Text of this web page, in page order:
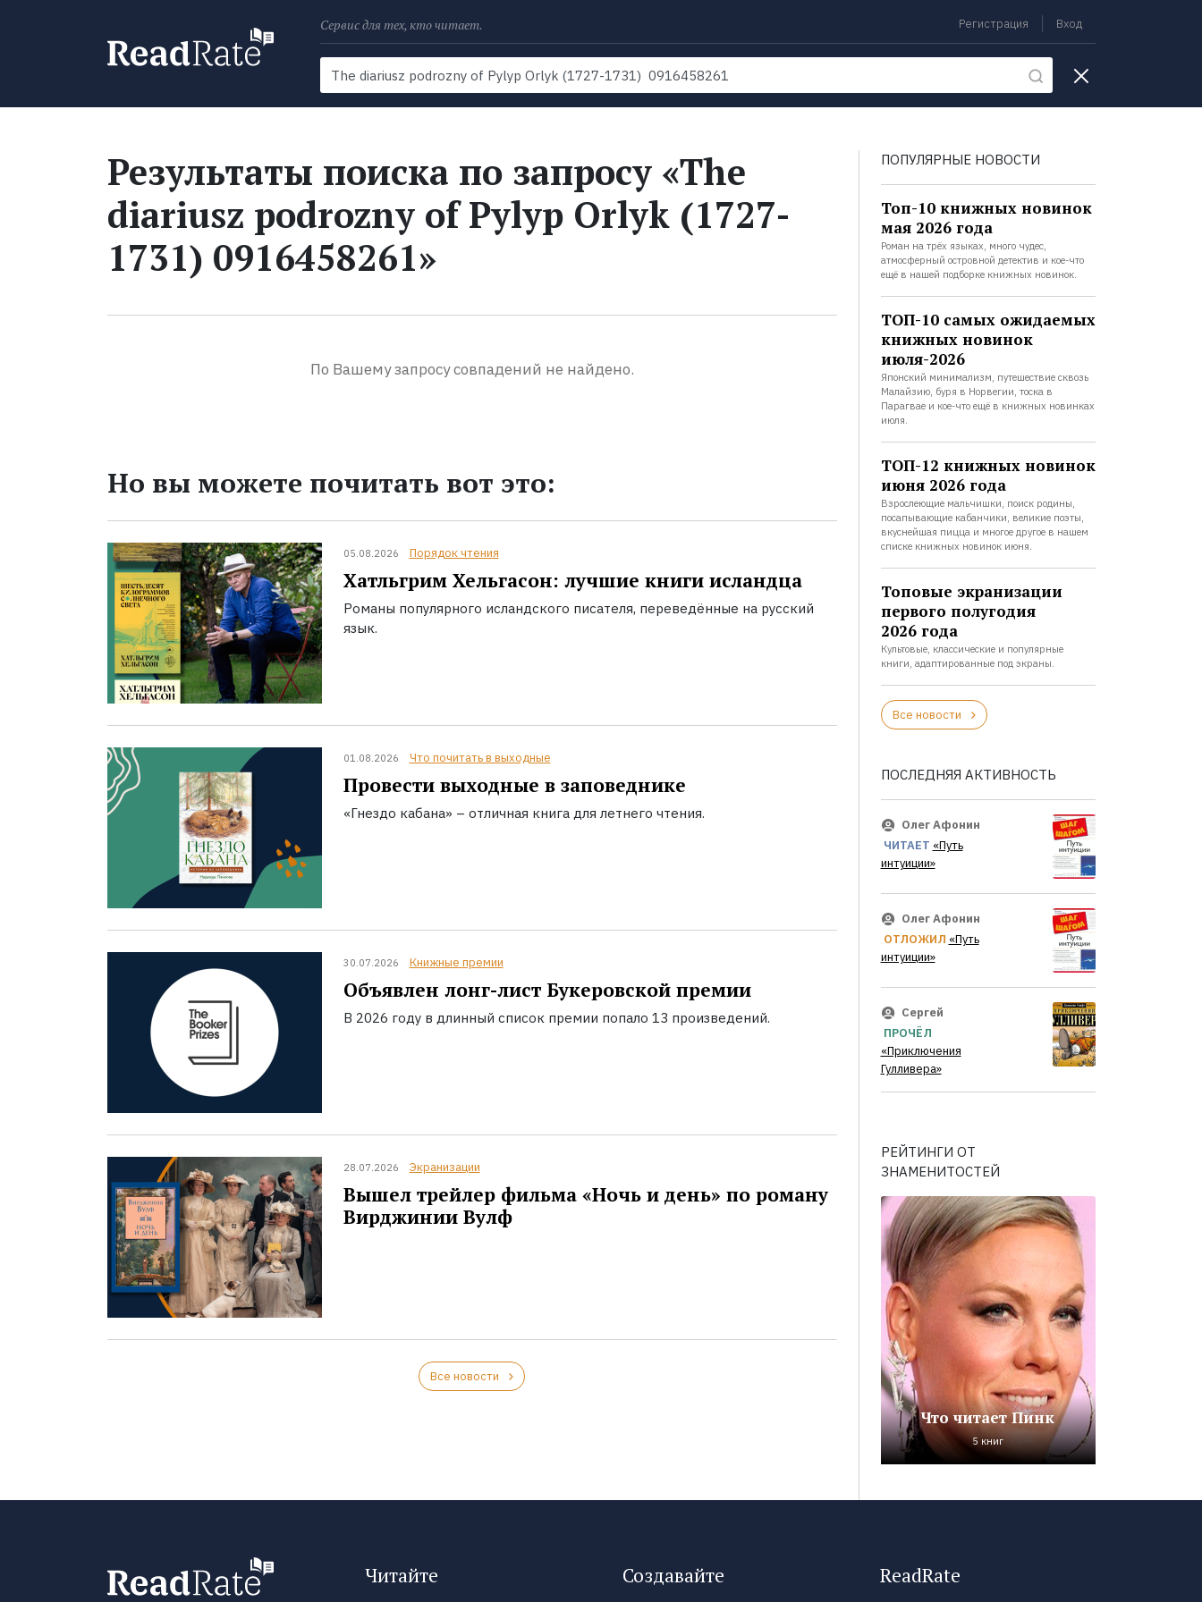
Сервис для тех, кто читает. Регистрация Вход
Поиск
Новости Рейтинги Книги Экранизации
Результаты поиска по запросу «The
diariusz podrozny of Pylyp Orlyk (1727-
1731) 0916458261»
По Вашему запросу совпадений не найдено.
Но вы можете почитать вот это:
05.08.2026 Порядок чтения
Хатльгрим Хельгасон: лучшие книги исландца
Романы популярного исландского писателя, переведённые на русский
язык.
01.08.2026 Что почитать в выходные
Провести выходные в заповеднике
«Гнездо кабана» – отличная книга для летнего чтения.
30.07.2026 Книжные премии
Объявлен лонг-лист Букеровской премии
В 2026 году в длинный список премии попало 13 произведений.
28.07.2026 Экранизации
Вышел трейлер фильма «Ночь и день» по роману
Вирджинии Вулф
Все новости
ПОПУЛЯРНЫЕ НОВОСТИ
Топ-10 книжных новинок
мая 2026 года
Роман на трёх языках, много чудес,
атмосферный островной детектив и кое-что
ещё в нашей подборке книжных новинок.
ТОП-10 самых ожидаемых
книжных новинок
июля-2026
Японский минимализм, путешествие сквозь
Малайзию, буря в Норвегии, тоска в
Парагвае и кое-что ещё в книжных новинках
июля.
ТОП-12 книжных новинок
июня 2026 года
Взрослеющие мальчишки, поиск родины,
посапывающие кабанчики, великие поэты,
вкуснейшая пицца и многое другое в нашем
списке книжных новинок июня.
Топовые экранизации
первого полугодия
2026 года
Культовые, классические и популярные
книги, адаптированные под экраны.
Все новости
ПОСЛЕДНЯЯ АКТИВНОСТЬ
Олег Афонин
ЧИТАЕТ «Путь
интуиции»
Олег Афонин
ОТЛОЖИЛ «Путь
интуиции»
Сергей
ПРОЧЁЛ
«Приключения
Гулливера»
РЕЙТИНГИ ОТ
ЗНАМЕНИТОСТЕЙ
Что читает Пинк
5 книг
Читайте Создавайте ReadRate